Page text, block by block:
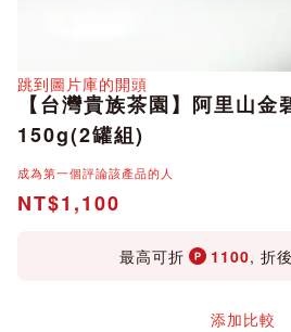
跳到圖片庫的開頭
【台灣貴族茶園】阿里山金
150g(2罐組)
成為第一個評論該產品的人
NT$1,100
最高可折 1100, 折
添加比較